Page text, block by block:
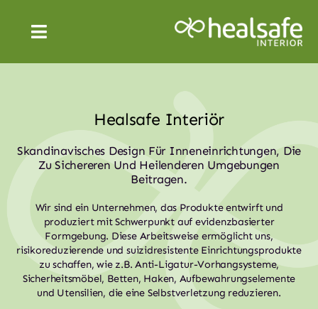
contentToggle
Navigation
Healsafe Interiör
Skandinavisches Design Für Inneneinrichtungen, Die
Zu Sichereren Und Heilenderen Umgebungen
Beitragen.
Wir sind ein Unternehmen, das Produkte entwirft und
produziert mit Schwerpunkt auf evidenzbasierter
Formgebung. Diese Arbeitsweise ermöglicht uns,
risikoreduzierende und suizidresistente Einrichtungsprodukte
zu schaffen, wie z.B. Anti-Ligatur-Vorhangsysteme,
Sicherheitsmöbel, Betten, Haken, Aufbewahrungselemente
und Utensilien, die eine Selbstverletzung reduzieren.